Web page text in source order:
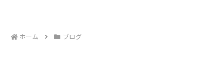
ホーム ブログ